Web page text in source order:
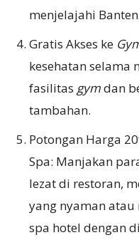
menjelajahi
Gratis Akses ke
kesehatan selama
fasilitas gymdan
tambahan.
Potongan Harga
Spa: Manjakan
lezat di restoran,
yang nyaman atau
spa hotel dengan